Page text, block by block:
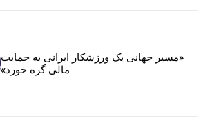
«مسیر جهانی یک ورزشکار ایرانی به حمایت
مالی گره خورد»